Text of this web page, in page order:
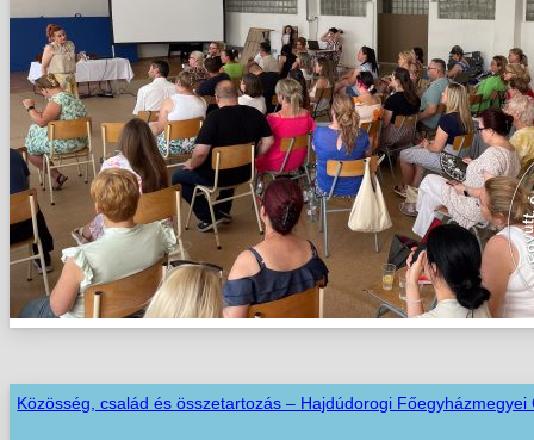
Közösség, család és összetartozás – Hajdúdorogi Főegyházmegyei